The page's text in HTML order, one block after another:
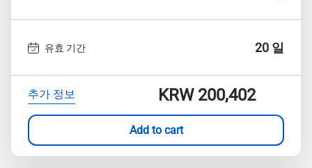
유효 기간 20 일
추가 정보 KRW 200,402
Add to cart